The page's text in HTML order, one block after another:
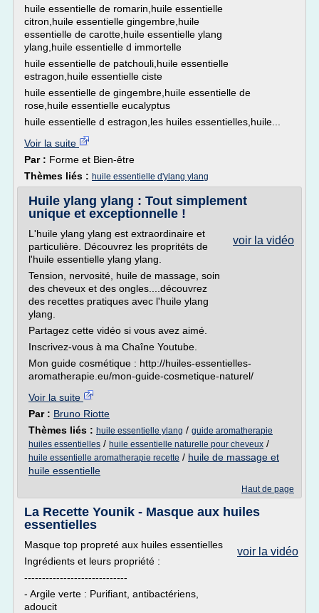
huile essentielle de romarin,huile essentielle
citron,huile essentielle gingembre,huile
essentielle de carotte,huile essentielle ylang
ylang,huile essentielle d immortelle
huile essentielle de patchouli,huile essentielle
estragon,huile essentielle ciste
huile essentielle de gingembre,huile essentielle de
rose,huile essentielle eucalyptus
huile essentielle d estragon,les huiles essentielles,huile...
Voir la suite
Par : Forme et Bien-être
Thèmes liés : huile essentielle d'ylang ylang
Huile ylang ylang : Tout simplement
unique et exceptionnelle !
voir la vidéo
L'huile ylang ylang est extraordinaire et
particulière. Découvrez les propritéts de
l'huile essentielle ylang ylang.
Tension, nervosité, huile de massage, soin
des cheveux et des ongles....découvrez
des recettes pratiques avec l'huile ylang
ylang.
Partagez cette vidéo si vous avez aimé.
Inscrivez-vous à ma Chaîne Youtube.
Mon guide cosmétique : http://huiles-essentielles-
aromatherapie.eu/mon-guide-cosmetique-naturel/
Voir la suite
Par : Bruno Riotte
Thèmes liés : huile essentielle ylang / guide aromatherapie
huiles essentielles / huile essentielle naturelle pour cheveux /
huile essentielle aromatherapie recette / huile de massage et
huile essentielle
Haut de page
La Recette Younik - Masque aux huiles
essentielles
voir la vidéo
Masque top propreté aux huiles essentielles
Ingrédients et leurs propriété :
-----------------------------
- Argile verte : Purifiant, antibactériens,
adoucit